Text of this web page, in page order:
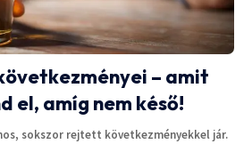
– amit
el, amíg nem késő!
sokszor rejtett következményekkel jár.